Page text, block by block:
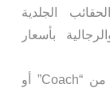
الجلدية
بأسعار
سواء كنتِ تبحثين عن حقيبة من “Coach” أو